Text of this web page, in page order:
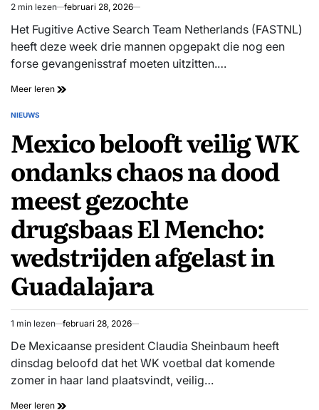
brand
net
op
tijd
Geschatte
leestijd
2 min lezen februari 28, 2026
Het Fugitive Active Search Team Netherlands (FASTNL)
heeft deze week drie mannen opgepakt die nog een
forse gevangenisstraf moeten uitzitten.…
Meer leren Drie
gevangenisstraffen
opgepakt
GEPLAATST
NIEUWS
Mexico belooft veilig WK
ondanks chaos na dood
meest gezochte
drugsbaas El Mencho:
wedstrijden afgelast in
Guadalajara
Geschatte
leestijd
1 min lezen februari 28, 2026
De Mexicaanse president Claudia Sheinbaum heeft
dinsdag beloofd dat het WK voetbal dat komende
zomer in haar land plaatsvindt, veilig…
Meer leren Mexico